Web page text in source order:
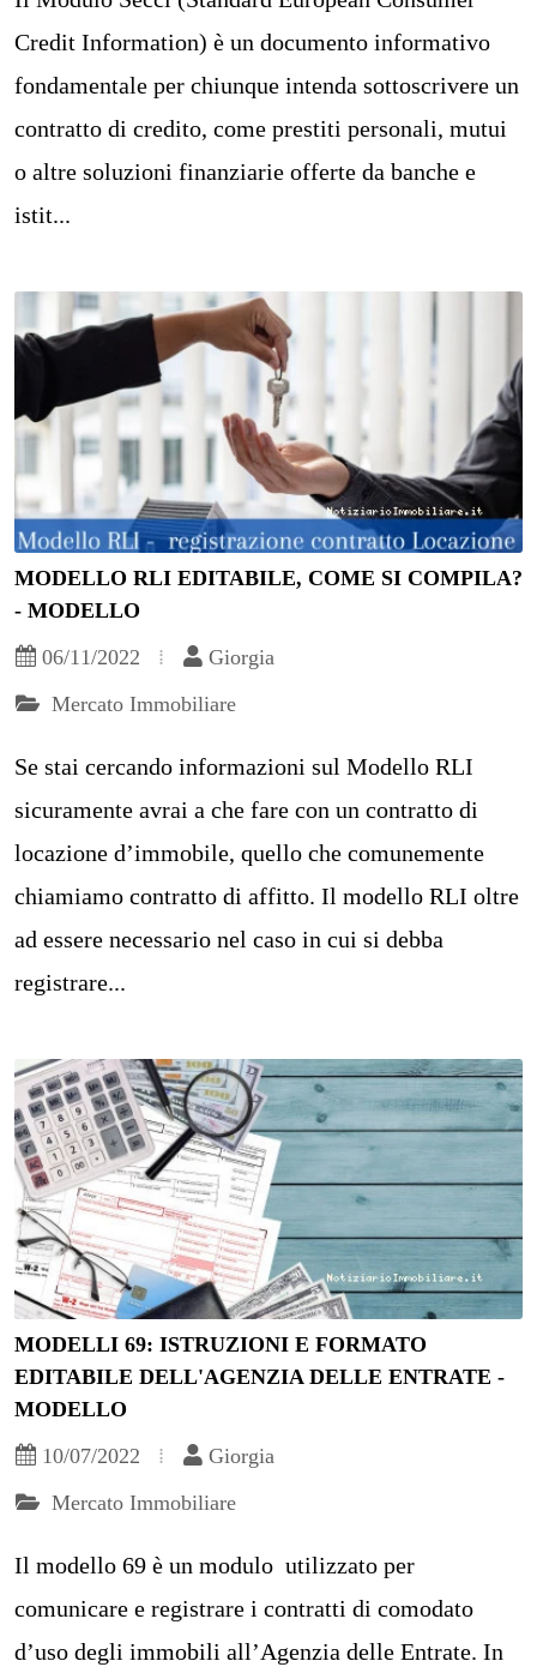
Credit Information) è un documento informativo
fondamentale per chiunque intenda sottoscrivere un
contratto di credito, come prestiti personali, mutui
o altre soluzioni finanziarie offerte da banche e
istit...
MODELLO RLI EDITABILE, COME SI COMPILA?
- MODELLO
06/11/2022
Giorgia
Mercato Immobiliare
Se stai cercando informazioni sul Modello RLI
sicuramente avrai a che fare con un contratto di
locazione d’immobile, quello che comunemente
chiamiamo contratto di affitto. Il modello RLI oltre
ad essere necessario nel caso in cui si debba
registrare...
MODELLI 69: ISTRUZIONI E FORMATO
EDITABILE DELL'AGENZIA DELLE ENTRATE -
MODELLO
10/07/2022
Giorgia
Mercato Immobiliare
Il modello 69 è un modulo utilizzato per
comunicare e registrare i contratti di comodato
d’uso degli immobili all’Agenzia delle Entrate. In